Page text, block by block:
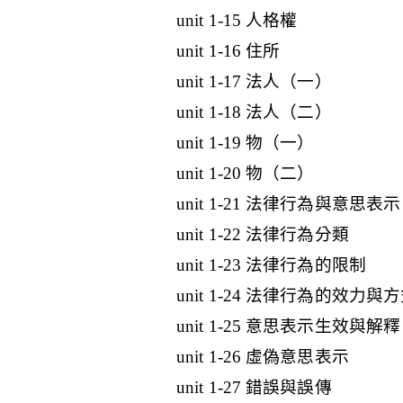
unit 1-15 人格權
unit 1-16 住所
unit 1-17 法人（一）
unit 1-18 法人（二）
unit 1-19 物（一）
unit 1-20 物（二）
unit 1-21 法律行為與意思表示
unit 1-22 法律行為分類
unit 1-23 法律行為的限制
unit 1-24 法律行為的效力與
unit 1-25 意思表示生效與解釋
unit 1-26 虛偽意思表示
unit 1-27 錯誤與誤傳